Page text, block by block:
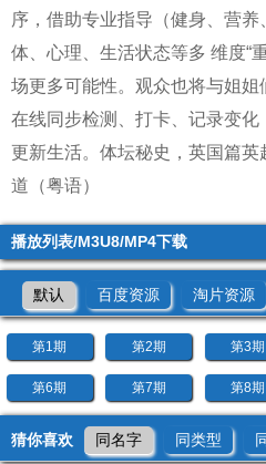
序，借助专业指导（健身、营
体、心理、生活状态等多 维度“
场更多可能性。观众也将与姐姐
在线同步检测、打卡、记录变化
更新生活。 体坛秘史，英国篇英
道（粤语）
播放列表/M3U8/MP4下载
默认 百度资源 淘片资源
第1期 第2期 第3期
第6期 第7期 第8期
猜你喜欢 同名字 同类型